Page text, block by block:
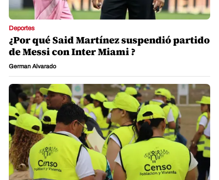
Deportes
¿Por qué Said Martínez suspendió partido
de Messi con Inter Miami ?
German Alvarado